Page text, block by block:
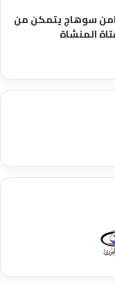
.. امن سوهاج يتمكن من
المنشاة